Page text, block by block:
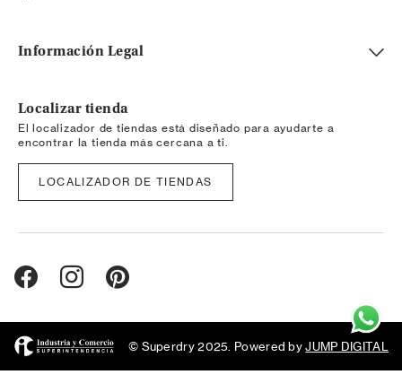
Información Legal
Localizar tienda
El localizador de tiendas está diseñado para ayudarte a
encontrar la tienda más cercana a ti.
LOCALIZADOR DE TIENDAS
© Superdry 2025. Powered byJUMP DIGITAL